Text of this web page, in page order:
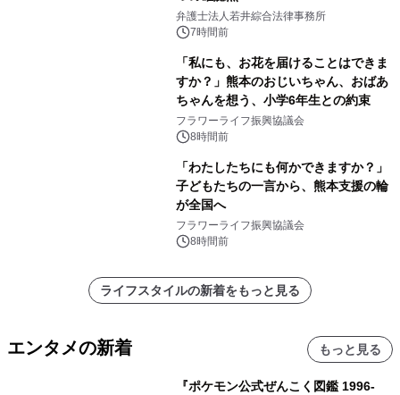
弁護士法人若井綜合法律事務所
7時間前
「私にも、お花を届けることはできま
すか？」熊本のおじいちゃん、おばあ
ちゃんを想う、小学6年生との約束
フラワーライフ振興協議会
8時間前
「わたしたちにも何かできますか？」
子どもたちの一言から、熊本支援の輪
が全国へ
フラワーライフ振興協議会
8時間前
ライフスタイルの新着をもっと見る
エンタメの新着 もっと見る
『ポケモン公式ぜんこく図鑑 1996-